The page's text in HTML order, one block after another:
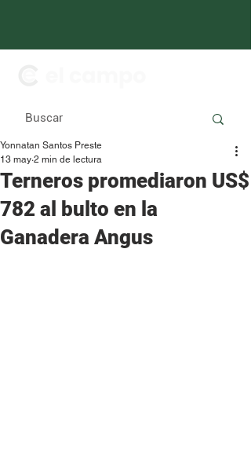
Terneros promediaron US$
782 al bulto en la
Ganadera Angus
Yonnatan Santos Preste
13 may 2 min de lectura